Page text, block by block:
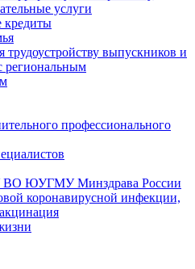
услуги
кредиты
трудоустройству выпускников и
региональным
профессионального
ЮУГМУ Минздрава России
коронавирусной инфекции,